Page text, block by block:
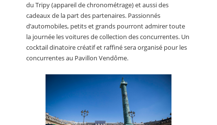
du Tripy (appareil de chronométrage) et aussi des
cadeaux de la part des partenaires. Passionnés
d’automobiles, petits et grands pourront admirer toute
la journée les voitures de collection des concurrentes. Un
cocktail dinatoire créatif et raffiné sera organisé pour les
concurrentes au Pavillon Vendôme.